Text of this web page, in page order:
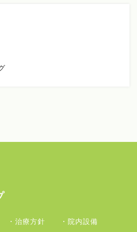
・治療方針
・院内設備